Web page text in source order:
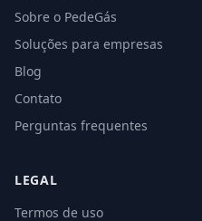
Sobre o PedeGás
Soluções para empresas
Blog
Contato
Perguntas frequentes
LEGAL
Termos de uso